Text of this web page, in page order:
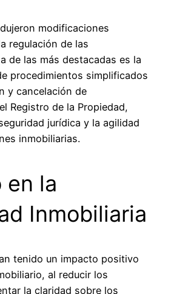
modificaciones
regulación de las
de las más destacadas es la
procedimientos simplificados
y cancelación de
Registro de la Propiedad,
jurídica y la agilidad
inmobiliarias.
en la
Inmobiliaria
tenido un impacto positivo
al reducir los
la claridad sobre los